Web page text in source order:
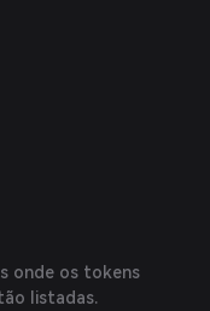
onde os tokens
listadas.